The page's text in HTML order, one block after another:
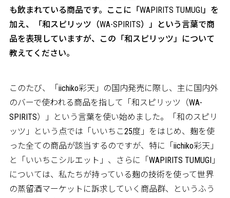
も飲まれている商品です。ここに「WAPIRITS TUMUGI」を
加え、「和スピリッツ（WA-SPIRITS）」という言葉で商
品を表現していますが、この「和スピリッツ」について
教えてください。
このたび、「iichiko彩天」の国内発売に際し、主に国内外
のバーで使われる商品を指して「和スピリッツ（WA-
SPIRITS）」という言葉を使い始めました。「和のスピリ
ッツ」という点では「いいちこ25度」をはじめ、麹を使
った全ての商品が該当するのですが、特に「iichiko彩天」
と「いいちこシルエット」、さらに「WAPIRITS TUMUGI」
については、私たちが持っている麹の技術を使って世界
の蒸留酒マーケットに訴求していく商品群、というふう